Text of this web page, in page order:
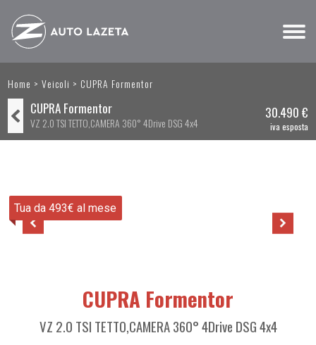
Home >Veicoli > CUPRA Formentor
CUPRA Formentor
VZ 2.0 TSI TETTO,CAMERA 360° 4Drive DSG 4x4
30.490 €
Tua da 493€ al mese
CUPRA Formentor
VZ 2.0 TSI TETTO,CAMERA 360° 4Drive DSG 4x4